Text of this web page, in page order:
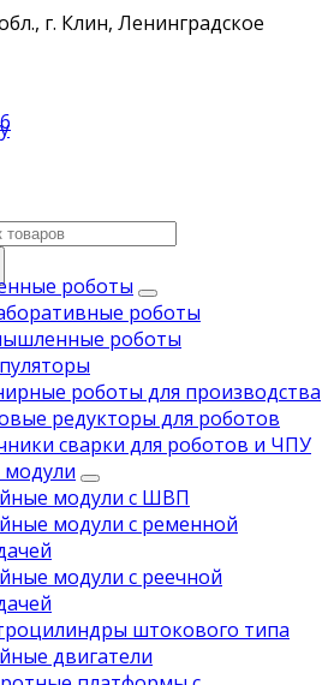
г. Клин, Ленинградское
роботы
роботы
роботы
роботы для производства
редукторы для роботов
сварки для роботов и ЧПУ
модули с ШВП
модули с ременной
модули с реечной
штокового типа
двигатели